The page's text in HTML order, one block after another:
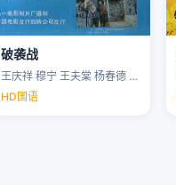
破袭战
王庆祥 穆宁 王夫棠 杨春德 …
HD国语